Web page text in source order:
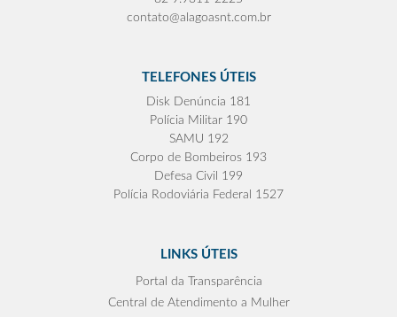
contato@alagoasnt.com.br
TELEFONES ÚTEIS
Disk Denúncia 181
Polícia Militar 190
SAMU 192
Corpo de Bombeiros 193
Defesa Civil 199
Polícia Rodoviária Federal 1527
LINKS ÚTEIS
Portal da Transparência
Central de Atendimento a Mulher